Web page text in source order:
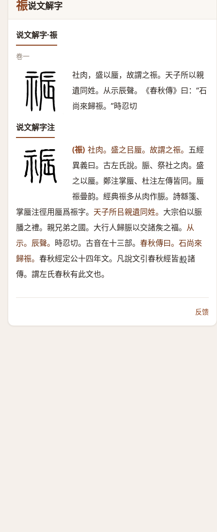
祳说文解字
说文解字·祳
卷一
社肉，盛以蜃，故謂之祳。天子所以親
遺同姓。从示辰聲。《春秋傳》曰：“石
尚來歸祳。”時忍切
说文解字注
(祳) 社肉。盛之㠯蜃。故謂之祳。 五經
異義曰。古左氏說。脤、祭社之肉。盛
之以蜃。鄭注掌蜃、杜注左傳皆同。蜃
祳曡韵。經典祳多从肉作脤。詩緜箋、
掌蜃注徑用蜃爲祳字。 天子所㠯親遺同姓。 大宗伯以脤
膰之禮。親兄弟之國。大行人歸脤以交諸矦之福。 从
示。辰聲。 時忍切。古音在十三部。 春秋傳曰。石尚來
歸祳。 春秋經定公十四年文。凡說文引春秋經皆𣪠 諸
傳。謂左氏春秋有此文也。
反馈